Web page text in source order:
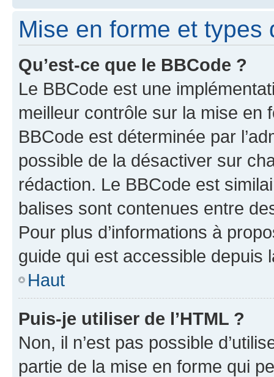
Mise en forme et types
Qu’est-ce que le BBCode ?
Le BBCode est une
meilleur contrôle sur la mise en
BBCode est déterminée par
possible de la désactiver sur
rédaction. Le BBCode est
balises sont contenues entre
Pour plus d’informations à
guide qui est accessible depuis
Haut
Puis-je utiliser de l’HTML ?
Non, il n’est pas possible
partie de la mise en forme qui